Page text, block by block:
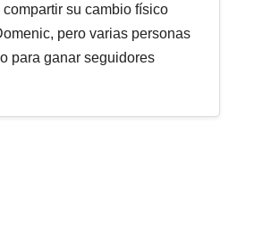
su cambio físico
pero varias personas
para ganar seguidores